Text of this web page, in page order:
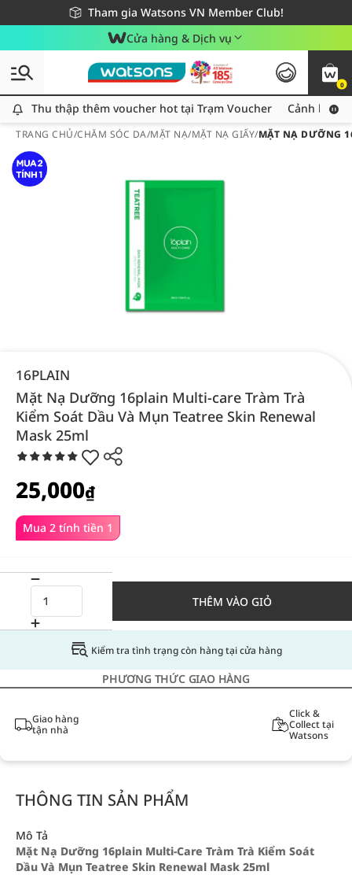
Tham gia Watsons VN Member Club!
Miễn phí giao hàng cho đơn hàng từ 249,000Đ
Giao hàng nhanh 24h - Áp dụng khu vực TP. Hồ Chí Minh
Cửa hàng & Dịch vụ
0
Thu thập thêm voucher hot tại Trạm Voucher
Thu thập thêm voucher hot tại Trạm Voucher Cảnh báo
TRANG CHỦ/CHĂM SÓC DA/MẶT NẠ/MẶT NẠ GIẤY/MẶT NẠ DƯỠNG
16PLAIN
Mặt Nạ Dưỡng 16plain Multi-care Tràm Trà
Kiểm Soát Dầu Và Mụn Teatree Skin Renewal
Mask 25ml
Mua 2 tính tiền 1
25,000₫
THÊM VÀO GIỎ
Kiểm tra tình trạng còn hàng tại cửa hàng
PHƯƠNG THỨC GIAO HÀNG
Giao hàng
tận nhà
Click &
Collect tại
Watsons
THÔNG TIN SẢN PHẨM
Mô Tả
Mặt Nạ Dưỡng 16plain Multi-Care Tràm Trà Kiểm Soát
Dầu Và Mụn Teatree Skin Renewal Mask 25ml